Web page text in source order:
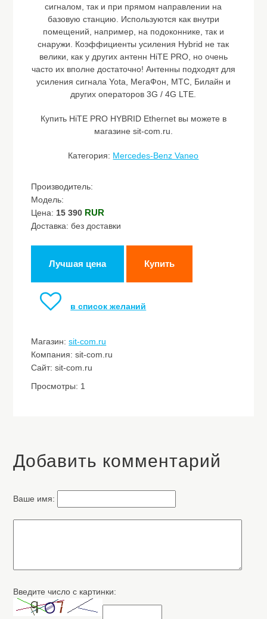
сигналом, так и при прямом направлении на
базовую станцию. Используются как внутри
помещений, например, на подоконнике, так и
снаружи. Коэффициенты усиления Hybrid не так
велики, как у других антенн HiTE PRO, но очень
часто их вполне достаточно! Антенны подходят для
усиления сигнала Yota, МегаФон, МТС, Билайн и
других операторов 3G / 4G LTE.
Купить HiTE PRO HYBRID Ethernet вы можете в
магазине sit-com.ru.
Категория: Mercedes-Benz Vaneo
Производитель:
Модель:
Цена: 15 390 RUR
Доставка: без доставки
Лучшая цена Купить
в список желаний
Магазин:sit-com.ru
Компания: sit-com.ru
Сайт: sit-com.ru
Просмотры: 1
Добавить комментарий
Ваше имя:
Введите число с картинки: